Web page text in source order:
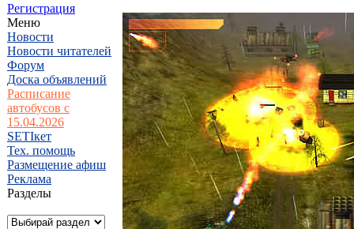
Регистрация
Меню
Новости
Новости читателей
Форум
Доска объявлений
Расписание
автобусов с
15.04.2026
SETIкет
Тех. помощь
Размещение афиш
Реклама
Разделы